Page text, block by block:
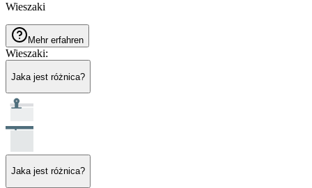
Wieszaki
Mehr erfahren
Wieszaki:
Jaka jest różnica?
Jaka jest różnica?